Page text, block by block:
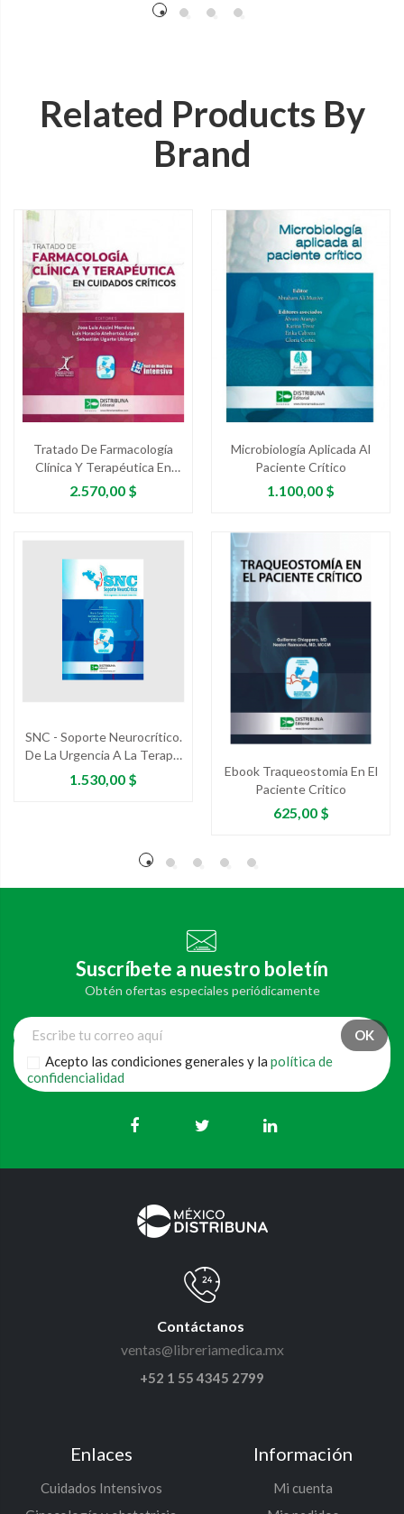
Related Products By
Brand
Tratado De Farmacología
Clínica Y Terapéutica En
Cuidados Críticos
Precio
2.570,00 $
SNC - Soporte Neurocrítico.
De La Urgencia A La Terapia
Intensiva
Precio
1.530,00 $
Microbiología Aplicada Al
Paciente Crítico
Precio
1.100,00 $
Ebook Traqueostomia En El
Paciente Critico
Precio
625,00 $
Suscríbete a nuestro boletín
Obtén ofertas especiales periódicamente
Acepto las condiciones generales y lapolítica de
confidencialidad
Contáctanos
ventas@libreriamedica.mx
+52 1 55 4345 2799
Enlaces
Cuidados Intensivos
Información
Mi cuenta